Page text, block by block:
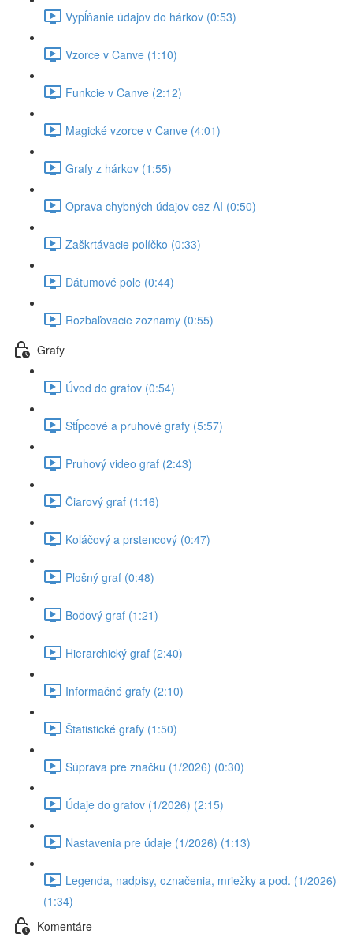
Vypĺňanie údajov do hárkov (0:53)
Vzorce v Canve (1:10)
Funkcie v Canve (2:12)
Magické vzorce v Canve (4:01)
Grafy z hárkov (1:55)
Oprava chybných údajov cez AI (0:50)
Zaškrtávacie políčko (0:33)
Dátumové pole (0:44)
Rozbaľovacie zoznamy (0:55)
Grafy
Úvod do grafov (0:54)
Stĺpcové a pruhové grafy (5:57)
Pruhový video graf (2:43)
Čiarový graf (1:16)
Koláčový a prstencový (0:47)
Plošný graf (0:48)
Bodový graf (1:21)
Hierarchický graf (2:40)
Informačné grafy (2:10)
Štatistické grafy (1:50)
Súprava pre značku (1/2026) (0:30)
Údaje do grafov (1/2026) (2:15)
Nastavenia pre údaje (1/2026) (1:13)
Legenda, nadpisy, označenia, mriežky a pod. (1/2026)
(1:34)
Komentáre